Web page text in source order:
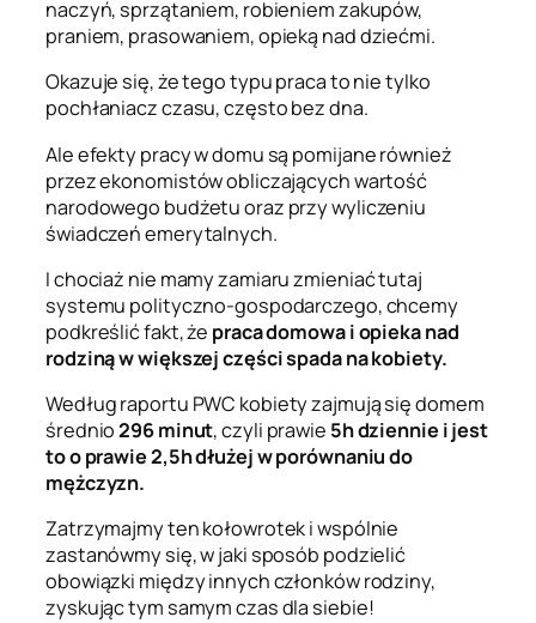
naczyń, sprzątaniem, robieniem zakupów,
praniem, prasowaniem, opieką nad dziećmi.
Okazuje się, że tego typu praca to nie tylko
pochłaniacz czasu, często bez dna.
Ale efekty pracy w domu są pomijane również
przez ekonomistów obliczających wartość
narodowego budżetu oraz przy wyliczeniu
świadczeń emerytalnych.
I chociaż nie mamy zamiaru zmieniać tutaj
systemu polityczno-gospodarczego, chcemy
podkreślić fakt, że praca domowa i opieka nad
rodziną w większej części spada na kobiety.
Według raportu PWC kobiety zajmują się domem
średnio296 minut, czyli prawie 5h dziennie i jest
to o prawie 2,5h dłużej w porównaniu do
mężczyzn.
Zatrzymajmy ten kołowrotek i wspólnie
zastanówmy się, w jaki sposób podzielić
obowiązki między innych członków rodziny,
zyskując tym samym czas dla siebie!